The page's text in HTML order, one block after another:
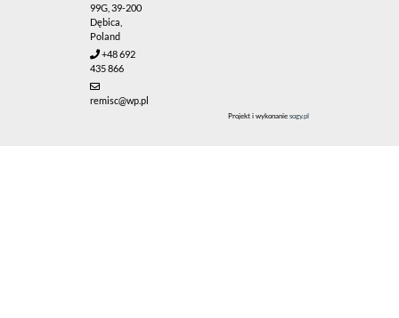
99G, 39-200
Dębica,
Poland
+48 692
435 866
remisc@wp.pl
Projekt i wykonanie sogy.pl